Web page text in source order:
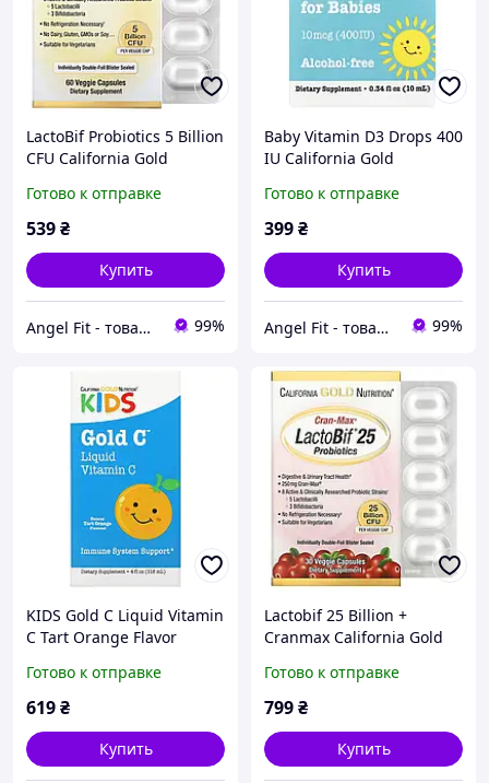
LactoBif Probiotics 5 Billion
CFU California Gold
Готово к отправке
539₴
Купить
Angel Fit - товари для здоров'я, спорту та активного життя 99%
Baby Vitamin D3 Drops 400
IU California Gold
Готово к отправке
399₴
Купить
Angel Fit - товари для здоров'я, спорту та активного життя 99%
KIDS Gold C Liquid Vitamin
C Tart Orange Flavor
118 мл
Готово к отправке
619₴
Купить
Lactobif 25 Billion +
Cranmax California Gold
Готово к отправке
799₴
Купить